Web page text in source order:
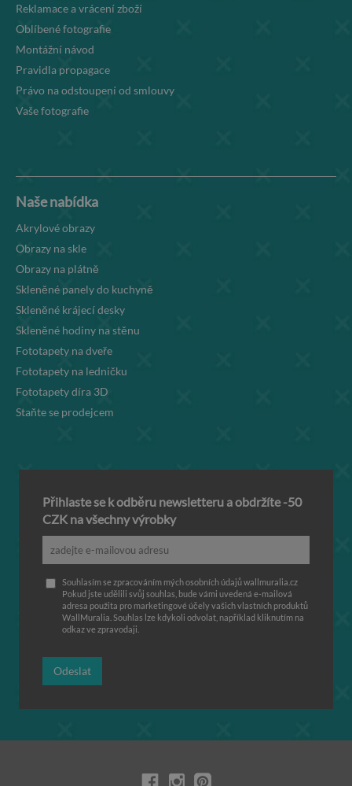
Reklamace a vrácení zboží
Oblíbené fotografie
Montážní návod
Pravidla propagace
Právo na odstoupení od smlouvy
Vaše fotografie
Naše nabídka
Akrylové obrazy
Obrazy na skle
Obrazy na plátně
Skleněné panely do kuchyně
Skleněné krájecí desky
Skleněné hodiny na stěnu
Fototapety na dveře
Fototapety na ledničku
Fototapety díra 3D
Staňte se prodejcem
Přihlaste se k odběru newsletteru a obdržíte -50
CZK na všechny výrobky
Souhlasím se zpracováním mých osobních údajů wallmuralia.cz
Pokud jste udělili svůj souhlas, bude vámi uvedená e-mailová
adresa použita pro marketingové účely vašich vlastních produktů
WallMuralia. Souhlas lze kdykoli odvolat, například kliknutím na
odkaz ve zpravodaji.
Odeslat